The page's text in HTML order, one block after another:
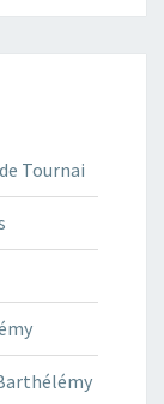
Tournai